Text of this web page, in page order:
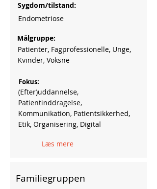
Sygdom/tilstand:
Endometriose
Målgruppe:
Patienter, Fagprofessionelle, Unge,
Kvinder, Voksne
Fokus:
(Efter)uddannelse,
Patientinddragelse,
Kommunikation, Patientsikkerhed,
Etik, Organisering, Digital
Læs mere
Familiegruppen